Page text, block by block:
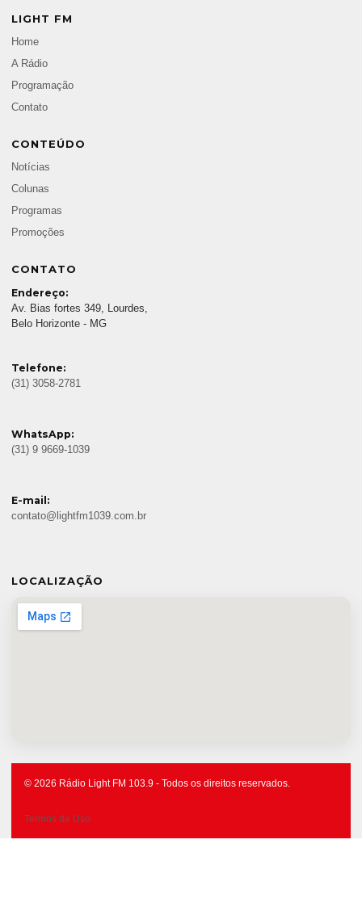
LIGHT FM
Home
A Rádio
Programação
Contato
CONTEÚDO
Notícias
Colunas
Programas
Promoções
CONTATO
Endereço:
Av. Bias fortes 349, Lourdes,
Belo Horizonte - MG
Telefone:
(31) 3058-2781
WhatsApp:
(31) 9 9669-1039
E-mail:
contato@lightfm1039.com.br
LOCALIZAÇÃO
© 2026 Rádio Light FM 103.9 - Todos os direitos reservados.
Termos de Uso